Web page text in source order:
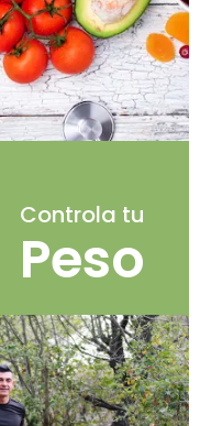
Controla tu
Peso